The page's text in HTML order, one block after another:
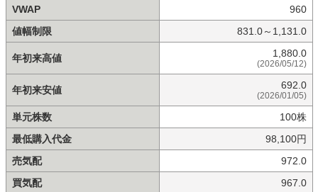
VWAP
960
値幅制限
831.0～1,131.0
年初来高値 1,880.0
(2026/05/12)
年初来安値 692.0
(2026/01/05)
単元株数
100株
最低購入代金
98,100円
売気配
972.0
買気配
967.0